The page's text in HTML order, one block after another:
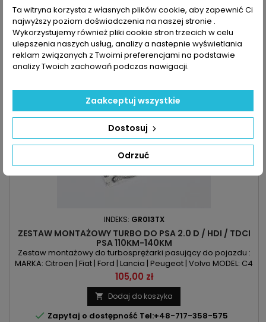
75KM/55kW | 90KM/66kW | 92KM/68kW | 109KM/80kW |
112KM/82kW | 114KM/84kW 115KM/84kW
 Dodaj do koszyka
Zapytaj o dostępność Tel:+48-717-358-575
INDEKS: GR013TX
ZESTAW MONTAŻOWY TURBO DO PSA 2.0 D / HDI / TDCI
PSA 110KM-140KM
Zestaw montażowy do turbosprężarki pasujący do pojazdu :
MARKA: Citroen | Fiat | Ford | Lancia | Peugeot | Volvo MODEL: C4
| C5 | C8 | Jumpy | Ulysse | Scudo | C-Max | Focus | Galaxy | Kuga
| Mondeo | S-Max | Phedra | 307 | 308 | 407| 508 | 607 | 807 |
Expert | C30 | C70 | S40 | V50 KOD SILNIKA: LJ46G / PUMA / QJBA
/ QJBB / QJBC / QJBC / QJBD / QJBD /...
Cena
105,00 zł
 Dodaj do koszyka
 Zapytaj o dostępność Tel:+48-717-358-575
Ta witryna korzysta z własnych plików cookie, aby zapewnić Ci
najwyższy poziom doświadczenia na naszej stronie .
Wykorzystujemy również pliki cookie stron trzecich w celu
ulepszenia naszych usług, analizy a nastepnie wyświetlania
reklam związanych z Twoimi preferencjami na podstawie
analizy Twoich zachowań podczas nawigacji.
Odrzuć
Dostosuj
Zaakceptuj wszystkie